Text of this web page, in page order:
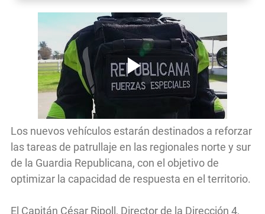
Los nuevos vehículos estarán destinados a reforzar
las tareas de patrullaje en las regionales norte y sur
de la Guardia Republicana, con el objetivo de
optimizar la capacidad de respuesta en el territorio.
El Capitán César Ripoll, Director de la Dirección 4,